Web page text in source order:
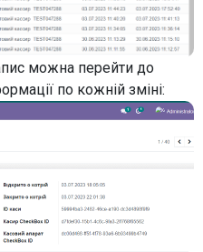
можна перейти до
по кожній зміні: